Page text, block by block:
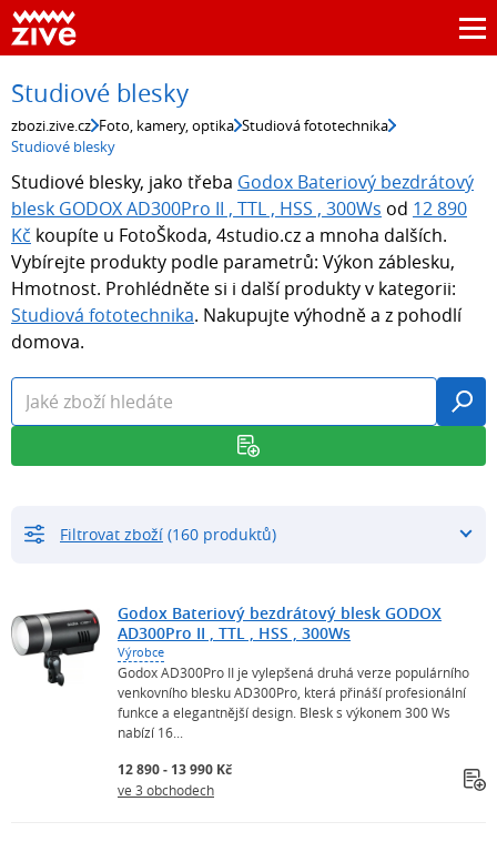
Studiové blesky
zbozi.zive.cz Foto, kamery, optika Studiová fototechnika
Studiové blesky
Studiové blesky, jako třeba Godox Bateriový bezdrátový
blesk GODOX AD300Pro II , TTL , HSS , 300Ws od 12 890
Kč koupíte u FotoŠkoda, 4studio.cz a mnoha dalších.
Vybírejte produkty podle parametrů: Výkon záblesku,
Hmotnost. Prohlédněte si i další produkty v kategorii:
Studiová fototechnika. Nakupujte výhodně a z pohodlí
domova.
Godox Bateriový bezdrátový blesk GODOX
AD300Pro II , TTL , HSS , 300Ws
Výrobce
Godox AD300Pro II je vylepšená druhá verze populárního
venkovního blesku AD300Pro, která přináší profesionální
funkce a elegantnější design. Blesk s výkonem 300 Ws
nabízí 16...
12 890 - 13 990 Kč
ve 3 obchodech
Filtrovat zboží (160 produktů)